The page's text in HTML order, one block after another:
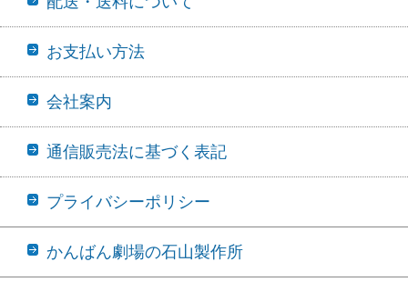
お支払い方法
会社案内
通信販売法に基づく表記
プライバシーポリシー
かんばん劇場の石山製作所